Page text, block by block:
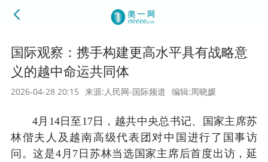
国际观察：携手构建更高水平具有战略意
义的越中命运共同体
2026-04-28 20:15 来源:人民网-国际频道 编辑:周晓媛
4月14日至17日，越共中央总书记、国家主席苏
林偕夫人及越南高级代表团对中国进行了国事访
问。这是4月7日苏林当选国家主席后首度出访，延